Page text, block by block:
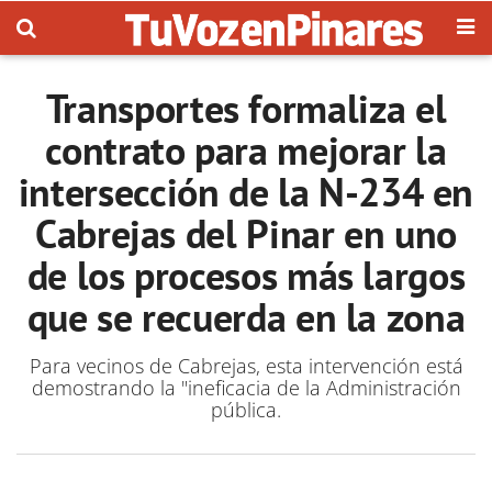
Transportes formaliza el
contrato para mejorar la
intersección de la N-234 en
Cabrejas del Pinar en uno
de los procesos más largos
que se recuerda en la zona
Para vecinos de Cabrejas, esta intervención está
demostrando la "ineficacia de la Administración
pública.